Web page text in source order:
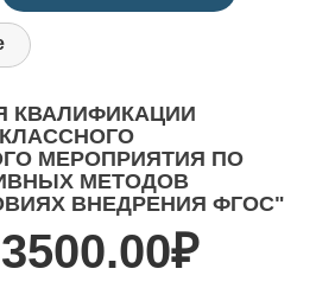
КВАЛИФИКАЦИИ
МЕРОПРИЯТИЯ ПО
МЕТОДОВ
ВНЕДРЕНИЯ ФГОС"
3500.00₽